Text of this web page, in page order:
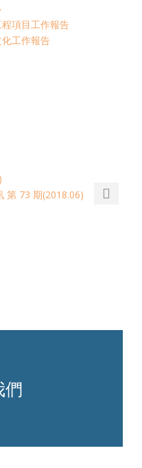
項目工作報告
工作報告
第 73 期(2018.06)
們